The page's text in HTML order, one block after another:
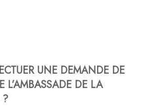
UNE DEMANDE DE
L’AMBASSADE DE LA
?